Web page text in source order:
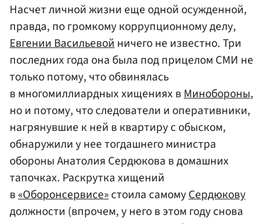
Насчет личной жизни еще одной осужденной,
правда, по громкому коррупционному делу,
Евгении Васильевойничего не известно. Три
последних года она была под прицелом СМИ не
только потому, что обвинялась
в многомиллиардных хищениях вМинобороны,
но и потому, что следователи и оперативники,
нагрянувшие к ней в квартиру с обыском,
обнаружили у нее тогдашнего министра
обороны Анатолия Сердюкова в домашних
тапочках. Раскрутка хищений
в«Оборонсервисе»стоила самомуСердюкову
должности (впрочем, у него в этом году снова